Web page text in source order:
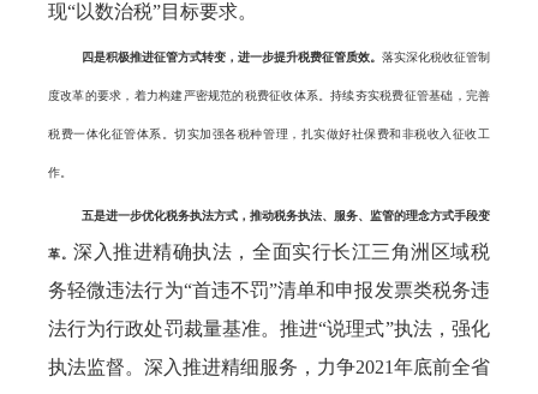
现“以数治税”目标要求。
四是积极推进征管方式转变，进一步提升税费征管质效。 落实深化税收征管制
度改革的要求，着力构建严密规范的税费征收体系。持续夯实税费征管基础，完善
税费一体化征管体系。切实加强各税种管理，扎实做好社保费和非税收入征收工
作。
五是进一步优化税务执法方式，推动税务执法、服务、监管的理念方式手段变
革。 深入推进精确执法，全面实行长江三角洲区域税
务轻微违法行为“首违不罚”清单和申报发票类税务违
法行为行政处罚裁量基准。推进“说理式”执法，强化
执法监督。深入推进精细服务，力争2021年底前全省